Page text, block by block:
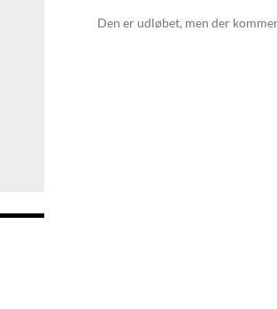
Den er udløbet, men der